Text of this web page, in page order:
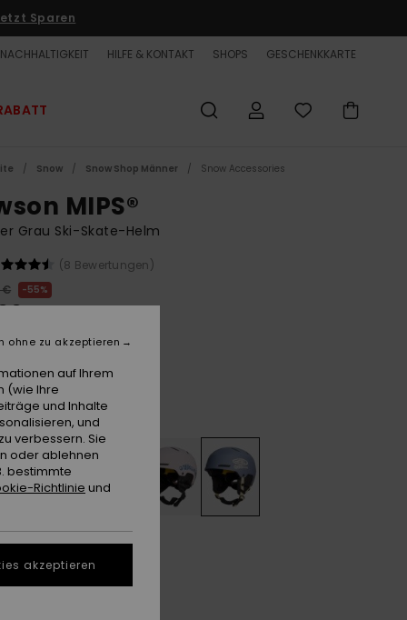
Sparen
NACHHALTIGKEIT HILFE & KONTAKT SHOPS GESCHENKKARTE
Snow Snow Shop Männer Snow Accessories
MIPS®
Grau Ski-Skate-Helm
(8 Bewertungen)
€
55%
€
Graystone
M
auf Ihrem
(wie Ihre
und Inhalte
und
verbessern. Sie
oder ablehnen
bestimmte
Richtlinie und
ohne zu akzeptieren
akzeptieren